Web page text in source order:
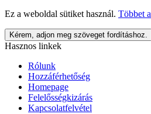
Ez a weboldal sütiket használ. Többet a
Kérem, adjon meg szöveget fordításhoz.
Hasznos linkek
Rólunk
Hozzáférhetőség
Homepage
Felelősségkizárás
Kapcsolatfelvétel